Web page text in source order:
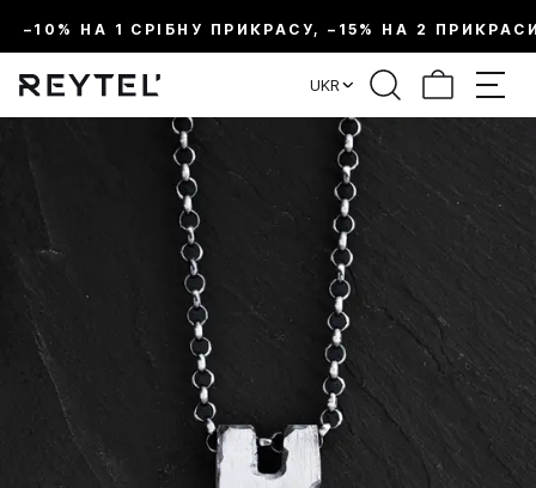
–10% НА 1 СРІБНУ ПРИКРАСУ, –15% НА 2
UKR